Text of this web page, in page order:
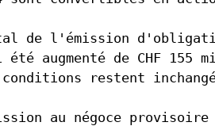
de l'émission
augmenté de CHF 155
restent
au négoce